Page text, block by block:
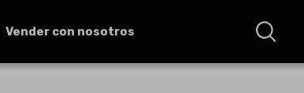
Vender con nosotros